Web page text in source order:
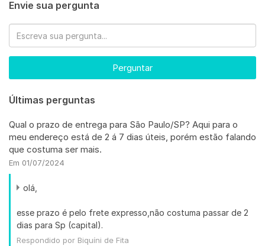
Envie sua pergunta
Perguntar
Últimas perguntas
Qual o prazo de entrega para São Paulo/SP? Aqui para o
meu endereço está de 2 á 7 dias úteis, porém estão falando
que costuma ser mais.
Em 01/07/2024
olá,
esse prazo é pelo frete expresso,não costuma passar de 2
dias para Sp (capital).
Respondido por Biquíni de Fita